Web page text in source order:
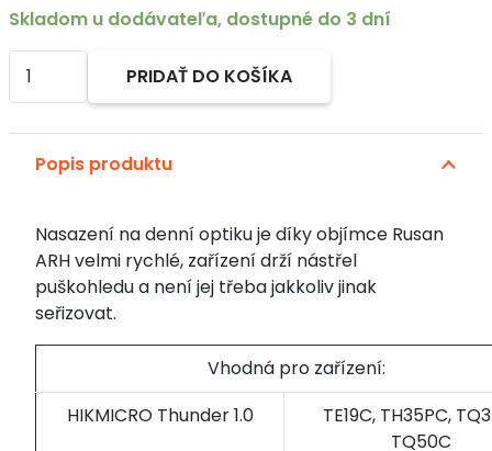
Skladom u dodávateľa, dostupné do 3 dní
množstvo
Rychloupínací
Rusan
ARH
Thunder
Cheetah
Velikost
PRIDAŤ DO KOŠÍKA
Alternative:
Popis produktu
Nasazení na denní optiku je díky objímce Rusan
ARH velmi rychlé, zařízení drží nástřel
puškohledu a není jej třeba jakkoliv jinak
seřizovat.
Vhodná pro zařízení:
HIKMICRO Thunder 1.0
TE19C, TH35PC,
TQ50C